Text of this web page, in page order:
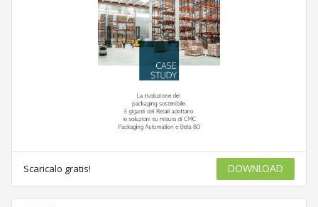
Scaricalo gratis! DOWNLOAD